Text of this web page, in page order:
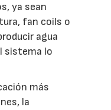
ya sean
fan coils o
agua
sistema lo
más
la